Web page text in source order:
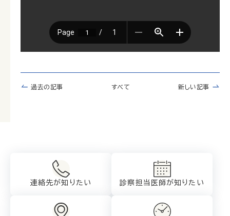
過去の記事 すべて 新しい記事
連絡先が知りたい 診察担当医師が知りたい